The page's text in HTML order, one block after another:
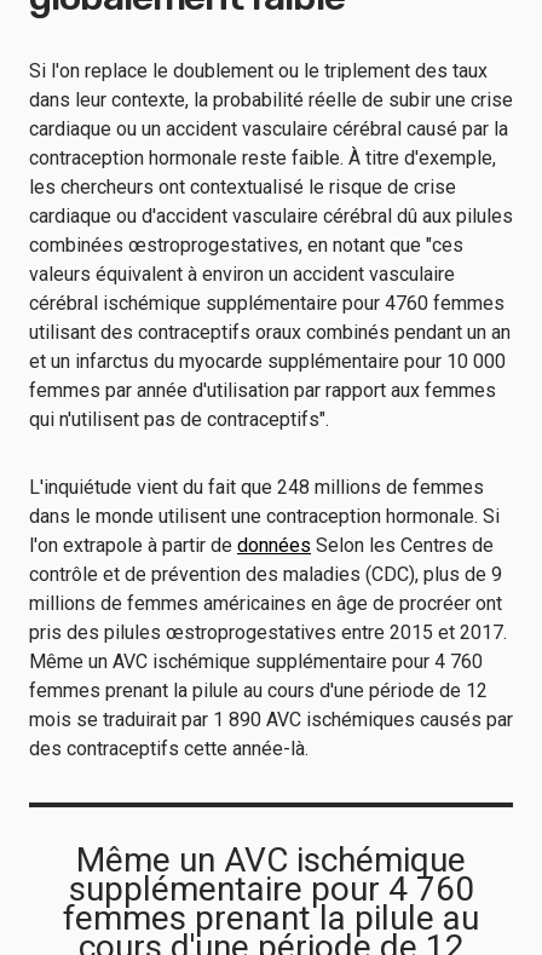
Si l'on replace le doublement ou le triplement des taux
dans leur contexte, la probabilité réelle de subir une crise
cardiaque ou un accident vasculaire cérébral causé par la
contraception hormonale reste faible. À titre d'exemple,
les chercheurs ont contextualisé le risque de crise
cardiaque ou d'accident vasculaire cérébral dû aux pilules
combinées œstroprogestatives, en notant que "ces
valeurs équivalent à environ un accident vasculaire
cérébral ischémique supplémentaire pour 4760 femmes
utilisant des contraceptifs oraux combinés pendant un an
et un infarctus du myocarde supplémentaire pour 10 000
femmes par année d'utilisation par rapport aux femmes
qui n'utilisent pas de contraceptifs".
L'inquiétude vient du fait que 248 millions de femmes
dans le monde utilisent une contraception hormonale. Si
l'on extrapole à partir de données Selon les Centres de
contrôle et de prévention des maladies (CDC), plus de 9
millions de femmes américaines en âge de procréer ont
pris des pilules œstroprogestatives entre 2015 et 2017.
Même un AVC ischémique supplémentaire pour 4 760
femmes prenant la pilule au cours d'une période de 12
mois se traduirait par 1 890 AVC ischémiques causés par
des contraceptifs cette année-là.
Même un AVC ischémique
supplémentaire pour 4 760
femmes prenant la pilule au